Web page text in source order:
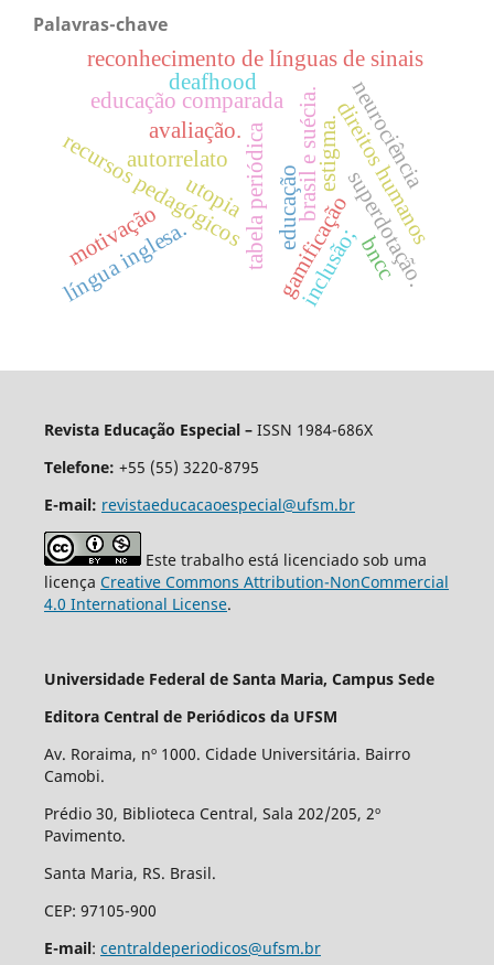
Palavras-chave
educação
tabela periódica
recursos pedagógicos
língua inglesa.
brasil e suécia.
reconhecimento de línguas de sinais
educação comparada
estigma.direitos humanos
superdotação.
motivação
utopia
avaliação.
gamificação
neurociência
autorrelato
inclusão;bncc
deafhood
Revista Educação Especial – ISSN 1984-686X
Telefone: +55 (55) 3220-8795
E-mail: revistaeducacaoespecial@ufsm.br
Este trabalho está licenciado sob uma
licença Creative Commons Attribution-NonCommercial
4.0 International License.
Universidade Federal de Santa Maria, Campus Sede
Editora Central de Periódicos da UFSM
Av. Roraima, nº 1000. Cidade Universitária. Bairro
Camobi.
Prédio 30, Biblioteca Central, Sala 202/205, 2º
Pavimento.
Santa Maria, RS. Brasil.
CEP: 97105-900
E-mail: centraldeperiodicos@ufsm.br